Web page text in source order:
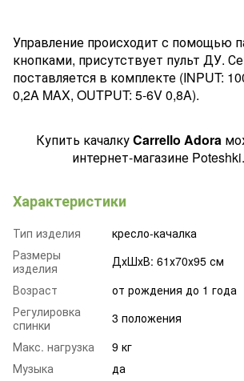
Управление происходит с помощью
кнопками, присутствует пульт ДУ.
поставляется в комплекте (INPUT:
0,2A MAX, OUTPUT: 5-6V 0,8A).
Купить качалкуCarrello Adora
интернет-магазине
Характеристики
Тип изделия
кресло-качалка
Размеры
изделия
ДхШхВ: 61х70х95 см
Возраст
от рождения до 1 года
Регулировка
спинки
3 положения
Макс. нагрузка
9 кг
Музыка
да